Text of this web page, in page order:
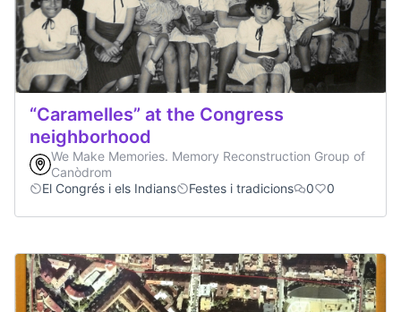
“Caramelles” at the Congress
neighborhood
We Make Memories. Memory Reconstruction Group of
Canòdrom
El Congrés i els Indians
Festes i tradicions 0 0